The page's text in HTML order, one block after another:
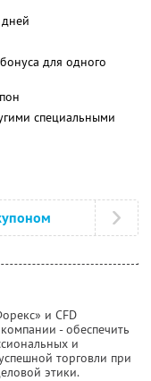
для одного
специальными
и CFD
- обеспечить
и
торговли при
этики.